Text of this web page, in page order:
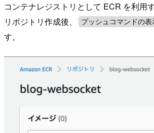
コンテナレジストリとして ECR を利用
リポジトリ作成後、
プッシュコマンドの表
す。